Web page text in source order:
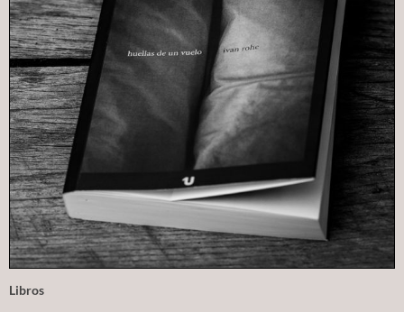
Libros